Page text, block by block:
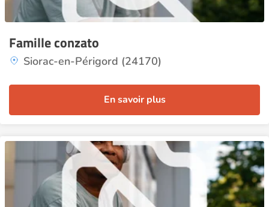
Famille conzato
Siorac-en-Périgord (24170)
En savoir plus